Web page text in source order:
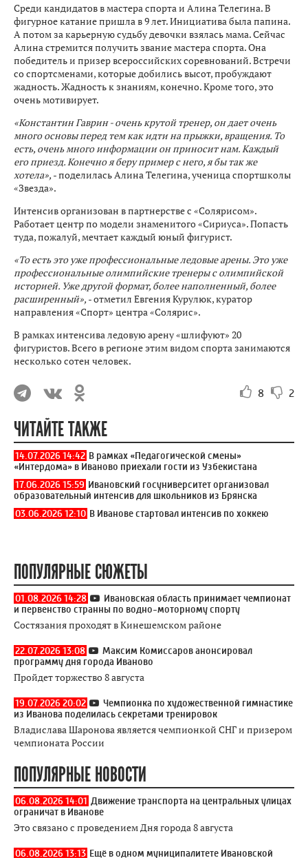
Среди кандидатов в мастера спорта и Алина Телегина. В
фигурное катание пришла в 9 лет. Инициатива была папина.
А потом за карьерную судьбу девочки взялась мама. Сейчас
Алина стремится получить звание мастера спорта. Она
победитель и призер всероссийских соревнований. Встречи
со спортсменами, которые добились высот, пробуждают
жадность. Жадность к знаниям, конечно. Кроме того, это
очень мотивирует.
«Константин Гаврин - очень крутой тренер, он дает очень
много основы перед тем как идти на прыжки, вращения. То
есть, очень много информации он приносит нам. Каждый
его приезд. Конечно я беру пример с него, я бы так же
хотела», - поделилась Алина Телегина, ученица спортшколы
«Звезда».
Интенсив организован в партнерстве с «Солярисом».
Работает центр по модели знаменитого «Сириуса». Попасть
туда, пожалуй, мечтает каждый юный фигурист.
«То есть это уже профессиональные ледовые арены. Это уже
профессиональные олимпийские тренеры с олимпийской
историей. Уже другой формат, более наполненный, более
расширенный», - отметил Евгения Курулюк, куратор
направления «Спорт» центра «Солярис».
В рамках интенсива ледовую арену «шлифуют» 20
фигуристов. Всего в регионе этим видом спорта занимаются
несколько сотен человек.
8 2
ЧИТАЙТЕ ТАКЖЕ
14.07.2026 14:42 В рамках «Педагогической смены»
«Интердома» в Иваново приехали гости из Узбекистана
17.06.2026 15:59 Ивановский госуниверситет организовал
образовательный интенсив для школьников из Брянска
03.06.2026 12:10 В Иванове стартовал интенсив по хоккею
ПОПУЛЯРНЫЕ СЮЖЕТЫ
01.08.2026 14:28
Ивановская область принимает чемпионат
и первенство странны по водно-моторному спорту
Состязания проходят в Кинешемском районе
22.07.2026 13:08
Максим Комиссаров анонсировал
программу дня города Иваново
Пройдет торжество 8 августа
19.07.2026 20:02
Чемпионка по художественной гимнастике
из Иванова поделилась секретами тренировок
Владислава Шаронова является чемпионкой СНГ и призером
чемпионата России
ПОПУЛЯРНЫЕ НОВОСТИ
06.08.2026 14:01 Движение транспорта на центральных улицах
ограничат в Иванове
Это связано с проведением Дня города 8 августа
06.08.2026 13:13 Ещё в одном муниципалитете Ивановской